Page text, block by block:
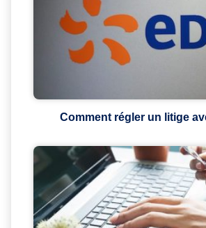
Comment régler un litige